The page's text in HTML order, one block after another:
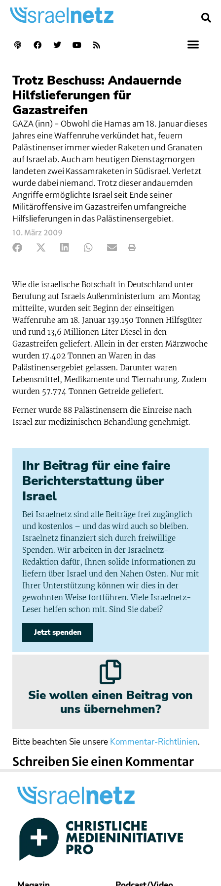
Trotz Beschuss: Andauernde
Hilfslieferungen für
Gazastreifen
GAZA (inn) - Obwohl die Hamas am 18. Januar dieses
Jahres eine Waffenruhe verkündet hat, feuern
Palästinenser immer wieder Raketen und Granaten
auf Israel ab. Auch am heutigen Dienstagmorgen
landeten zwei Kassamraketen in Südisrael. Verletzt
wurde dabei niemand. Trotz dieser andauernden
Angriffe ermöglichte Israel seit Ende seiner
Militäroffensive im Gazastreifen umfangreiche
Hilfslieferungen in das Palästinensergebiet.
10. März 2009
Wie die israelische Botschaft in Deutschland unter
Berufung auf Israels Außenministerium am Montag
mitteilte, wurden seit Beginn der einseitigen
Waffenruhe am 18. Januar 139.150 Tonnen Hilfsgüter
und rund 13,6 Millionen Liter Diesel in den
Gazastreifen geliefert. Allein in der ersten Märzwoche
wurden 17.402 Tonnen an Waren in das
Palästinensergebiet gelassen. Darunter waren
Lebensmittel, Medikamente und Tiernahrung. Zudem
wurden 57.774 Tonnen Getreide geliefert.
Ferner wurde 88 Palästinensern die Einreise nach
Israel zur medizinischen Behandlung genehmigt.
Ihr Beitrag für eine faire
Berichterstattung über
Israel
Bei Israelnetz sind alle Beiträge frei zugänglich
und kostenlos – und das wird auch so bleiben.
Israelnetz finanziert sich durch freiwillige
Spenden. Wir arbeiten in der Israelnetz-
Redaktion dafür, Ihnen solide Informationen zu
liefern über Israel und den Nahen Osten. Nur mit
Ihrer Unterstützung können wir dies in der
gewohnten Weise fortführen. Viele Israelnetz-
Leser helfen schon mit. Sind Sie dabei?
Jetzt spenden
Sie wollen einen Beitrag von
uns übernehmen?
Bitte beachten Sie unsere Kommentar-Richtlinien.
Schreiben Sie einen Kommentar